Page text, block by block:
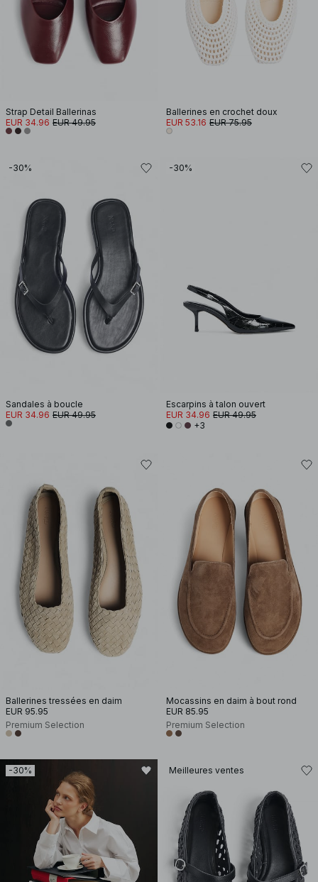
Strap Detail Ballerinas
EUR 34.96 EUR 49.95
Ballerines en crochet doux
EUR 53.16 EUR 75.95
-30%
Sandales à boucle
EUR 34.96 EUR 49.95
-30%
Escarpins à talon ouvert
EUR 34.96 EUR 49.95
+3
Ballerines tressées en daim
EUR 95.95
Premium Selection
Mocassins en daim à bout rond
EUR 85.95
Premium Selection
-30% Meilleures ventes